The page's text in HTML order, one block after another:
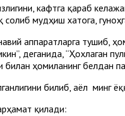
кафтга қараб
солиб мудҳиш хатога,
аппаратларга тушиб,
деганида, “Ҳохлаган
билан ҳомиланинг белдан
билиб, аёл минг
қилади: